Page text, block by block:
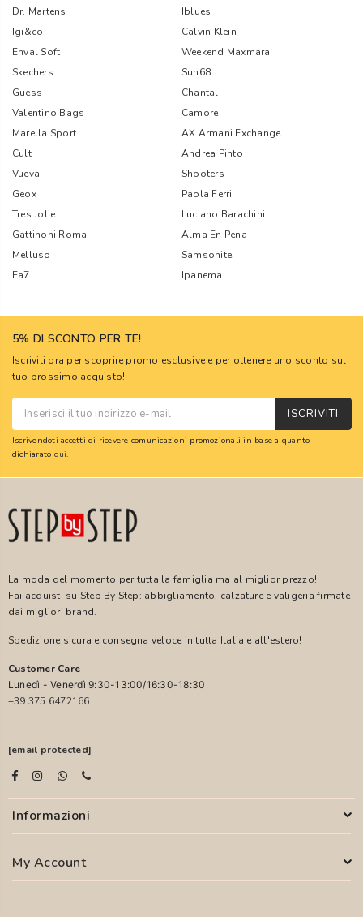
Dr. Martens
Iblues
Igi&co
Calvin Klein
Enval Soft
Weekend Maxmara
Skechers
Sun68
Guess
Chantal
Valentino Bags
Camore
Marella Sport
AX Armani Exchange
Cult
Andrea Pinto
Vueva
Shooters
Geox
Paola Ferri
Tres Jolie
Luciano Barachini
Gattinoni Roma
Alma En Pena
Melluso
Samsonite
Ea7
Ipanema
5% DI SCONTO PER TE!
Iscriviti ora per scoprire promo esclusive e per ottenere uno sconto sul
tuo prossimo acquisto!
ISCRIVITI
Iscrivendoti accetti di ricevere comunicazioni promozionali in base a quanto
dichiarato qui.
La moda del momento per tutta la famiglia ma al miglior prezzo!
Fai acquisti su Step By Step: abbigliamento, calzature e valigeria firmate
dai migliori brand.
Spedizione sicura e consegna veloce in tutta Italia e all'estero!
Customer Care
Lunedì - Venerdì 9:30-13:00/16:30-18:30
+39 375 6472166
[email protected]
Informazioni
My Account